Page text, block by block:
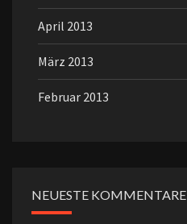
April 2013
März 2013
Februar 2013
NEUESTE KOMMENTARE